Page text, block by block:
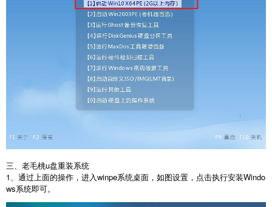
三、老毛桃u盘重装系统
1、通过上面的操作，进入winpe系统桌面，如图设置，点击执行安装Windo
ws系统即可。